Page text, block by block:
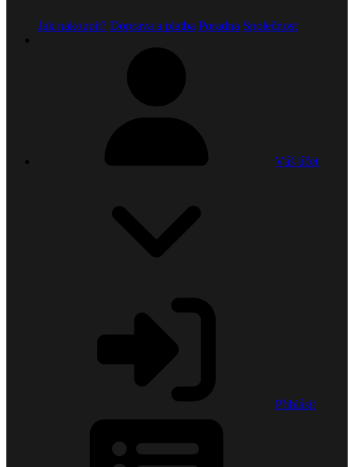
Jak nakoupit? Doprava a platba Poradna Společnost
Váš účet
Přihlásit